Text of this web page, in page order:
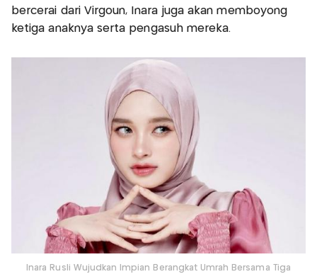
bercerai dari Virgoun, Inara juga akan memboyong
ketiga anaknya serta pengasuh mereka.
Inara Rusli Wujudkan Impian Berangkat Umrah Bersama Tiga